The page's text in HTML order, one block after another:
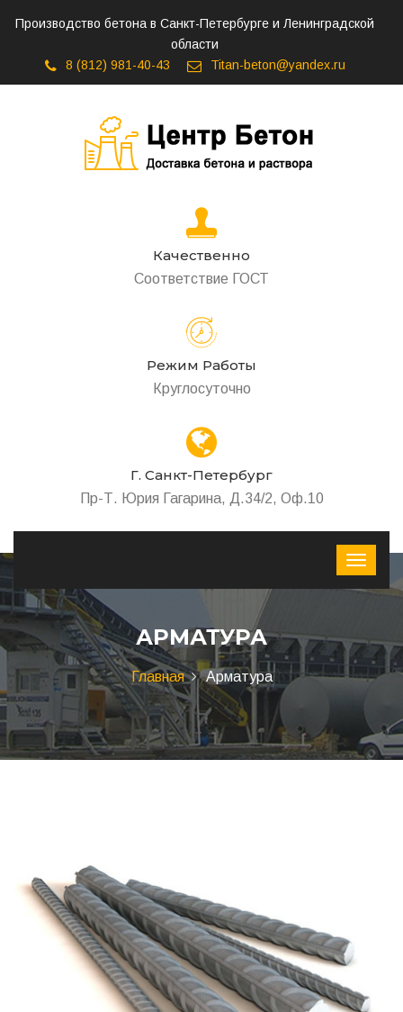
Производство бетона в Санкт-Петербурге и Ленинградской
области
8 (812) 981-40-43
Titan-beton@yandex.ru
Качественно
Соответствие ГОСТ
Режим Работы
Круглосуточно
Г. Санкт-Петербург
Пр-Т. Юрия Гагарина, Д.34/2, Оф.10
АРМАТУРА
Главная Арматура